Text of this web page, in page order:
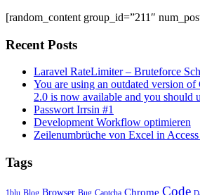
[random_content group_id=”211″
Recent Posts
Laravel RateLimiter – Bruteforce
You are using an outdated version of
2.0 is now available and you should
Passwort Irrsin #1
Development Workflow optimieren
Zeilenumbrüche von Excel in
Tags
1blu Blog Browser Bug Captcha Chrome Code